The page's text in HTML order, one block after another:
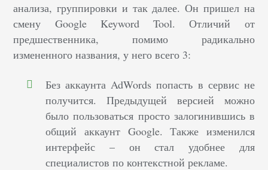
анализа, группировки и так далее. Он пришел на
смену Google Keyword Tool. Отличий от
предшественника, помимо радикально
измененного названия, у него всего 3:
Без аккаунта AdWords попасть в сервис не
получится. Предыдущей версией можно
было пользоваться просто залогинившись в
общий аккаунт Google. Также изменился
интерфейс – он стал удобнее для
специалистов по контекстной рекламе.